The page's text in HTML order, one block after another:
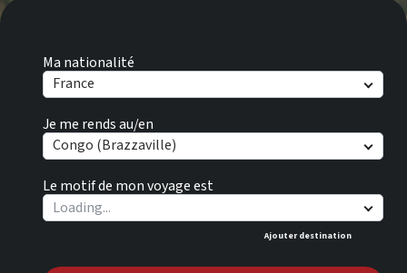
Ma nationalité
France
Je me rends au/en
Congo (Brazzaville)
Le motif de mon voyage est
Ajouter destination